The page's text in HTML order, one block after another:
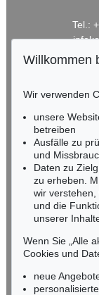
Tel.:
Tel.:
Fax:
Willkommen
Wir verwenden
unsere
betreiben
Ausfälle zu
und
Daten zu
zu erheben.
wir verstehen,
und die
unserer
Wenn Sie „Alle
Cookies und
neue